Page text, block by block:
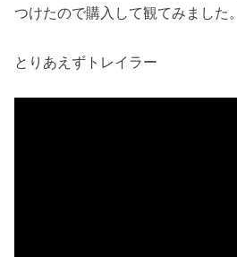
つけたので購入して観てみました。
とりあえずトレイラー